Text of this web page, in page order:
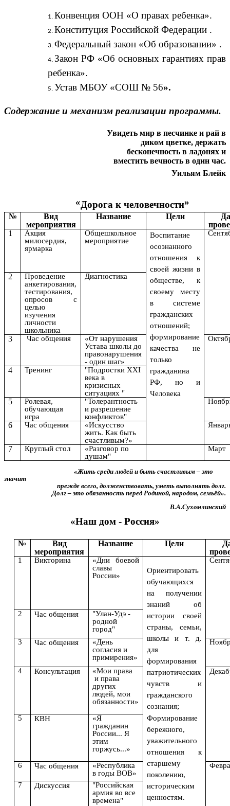
Конвенция ООН «О правах ребенка».
Конституция Российской Федерации .
Федеральный закон «Об образовании» .
Закон РФ «Об основных гарантиях прав
ребенка».
Устав МБОУ «СОШ № 56».
Содержание и механизм реализации программы.
Увидеть мир в песчинке и рай в
диком цветке, держать
бесконечность в ладонях и
вместить вечность в один час.
Уильям Блейк
«Дорога к человечности»
№
Вид
мероприятия
Название Цели
1
Акция
милосердия,
ярмарка
Общешкольное
мероприятие
Воспитание
осознанного
отношения к
своей жизни в
обществе, к
своему месту
в системе
гражданских
отношений;
формирование
качества не
только
гражданина
РФ, но и
Человека
2
Проведение
анкетирования,
тестирования,
опросов с
целью
изучения
личности
школьника
Диагностика
3 Час общения
«От нарушения
Устава школы до
правонарушения
- один шаг»
4 Тренинг
"Подростки XXI
века в
кризисных
ситуациях "
5
Ролевая,
обучающая
игра
"Толерантность
и разрешение
конфликтов"
6 Час общения
«Искусство
жить. Как быть
счастливым?»
7 Круглый стол
«Разговор по
душам"
Март
«Жить среди людей и быть счастливым – это
значит
прежде всего, долженствовать, уметь выполнять долг.
Долг – это обязанность перед Родиной, народом, семьёй».
В.А.Сухомлинский
«Наш дом - Россия»
№
Вид
мероприятия
Название Цели
1 Викторина
«Дни боевой
славы
России»
Ориентировать
обучающихся
на получении
знаний об
истории своей
страны, семьи,
школы и т. д.
для
формирования
патриотических
чувств и
гражданского
сознания;
Формирование
бережного,
уважительного
отношения к
старшему
поколению,
историческим
ценностям.
2 Час общения
"Улан-Удэ -
родной
город"
3
Час общения
«День
согласия и
примирения»
4 Консультация
«Мои права
и права
других
людей, мои
обязанности»
5 КВН
«Я
гражданин
России... Я
этим
горжусь...»
6
Час общения
«Республика
в годы ВОВ»
7 Дискуссия
"Российская
армия во все
времена"